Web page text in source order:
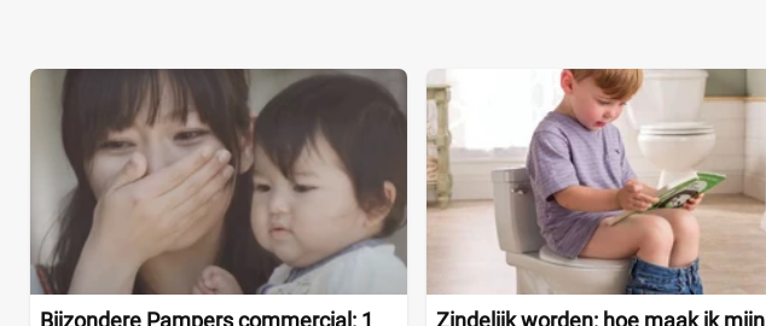
Bijzondere Pampers commercial: 1 Zindelijk worden: hoe maak ik mijn